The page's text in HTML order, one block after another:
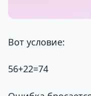
Вот условие:
56+22=74